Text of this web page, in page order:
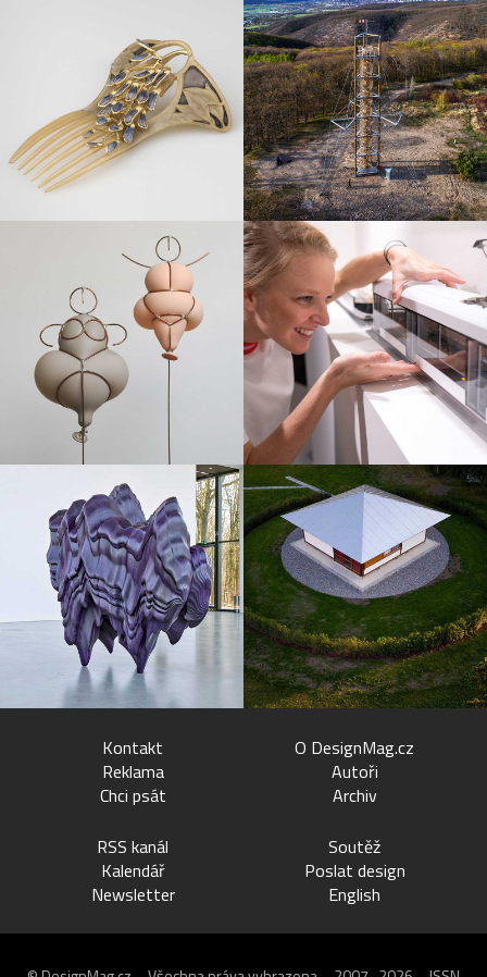
Kontakt
Reklama
Chci psát
O DesignMag.cz
Autoři
Archiv
RSS kanál
Kalendář
Newsletter
Soutěž
Poslat design
English